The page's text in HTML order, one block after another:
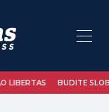
BUDITE SLOBODNI KAO